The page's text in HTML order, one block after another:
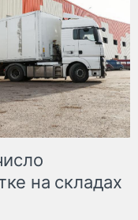
на складах